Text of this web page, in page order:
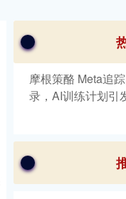
摩根策酪 Meta追
录，AI训练计划引